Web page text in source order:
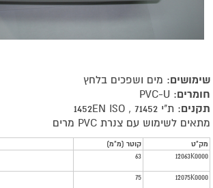
שימושים: מים ושפכים בלחץ
חומרים: PVC-U
תקנים: ת"י 71452 , 1452EN ISO
מתאים לשימוש עם צנרת PVC מרים
מאפייני
מוצר
מק"ט
קוטר (מ"מ)
12063K0000
63
12075K0000
75